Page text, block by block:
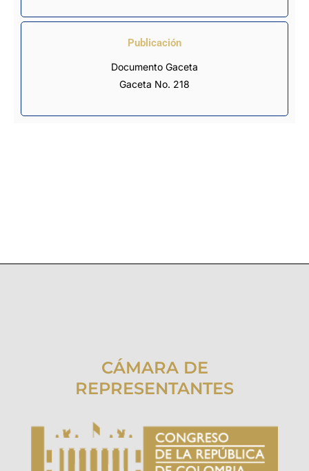
Publicación
Documento Gaceta
Gaceta No. 218
CÁMARA DE
REPRESENTANTES